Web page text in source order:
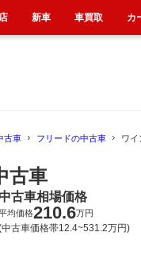
古車 フリードの中古車 ワイ
古車
中古車相場価格
均価格210.6万円
中古車価格帯12.4~531.2万円)
新車 車買取 カ